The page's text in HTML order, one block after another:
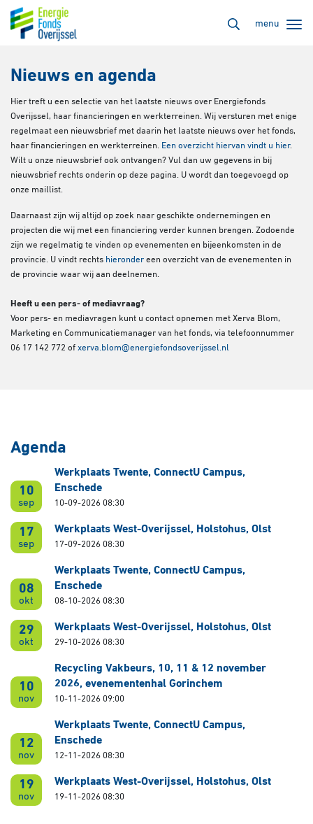
menu
Nieuws en agenda
Hier treft u een selectie van het laatste nieuws over Energiefonds
Overijssel, haar financieringen en werkterreinen. Wij versturen met enige
regelmaat een nieuwsbrief met daarin het laatste nieuws over het fonds,
haar financieringen en werkterreinen. Een overzicht hiervan vindt u hier.
Wilt u onze nieuwsbrief ook ontvangen? Vul dan uw gegevens in bij
nieuwsbrief rechts onderin op deze pagina. U wordt dan toegevoegd op
onze maillist.
Daarnaast zijn wij altijd op zoek naar geschikte ondernemingen en
projecten die wij met een financiering verder kunnen brengen. Zodoende
zijn we regelmatig te vinden op evenementen en bijeenkomsten in de
provincie. U vindt rechts hieronder een overzicht van de evenementen in
de provincie waar wij aan deelnemen.
Heeft u een pers- of mediavraag?
Voor pers- en mediavragen kunt u contact opnemen met Xerva Blom,
Marketing en Communicatiemanager van het fonds, via telefoonnummer
06 17 142 772 of xerva.blom@energiefondsoverijssel.nl
Agenda
10
sep
Werkplaats Twente, ConnectU Campus,
Enschede
10-09-2026 08:30
17
sep
Werkplaats West-Overijssel, Holstohus, Olst
17-09-2026 08:30
08
okt
Werkplaats Twente, ConnectU Campus,
Enschede
08-10-2026 08:30
29
okt
Werkplaats West-Overijssel, Holstohus, Olst
29-10-2026 08:30
10
nov
Recycling Vakbeurs, 10, 11 & 12 november
2026, evenementenhal Gorinchem
10-11-2026 09:00
12
nov
Werkplaats Twente, ConnectU Campus,
Enschede
12-11-2026 08:30
19
nov
Werkplaats West-Overijssel, Holstohus, Olst
19-11-2026 08:30